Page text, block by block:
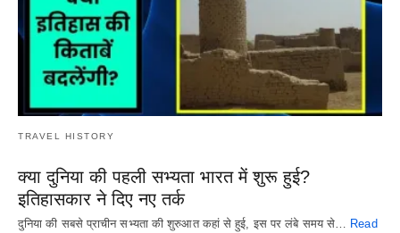
TRAVEL HISTORY
क्या दुनिया की पहली सभ्यता भारत में शुरू हुई?
इतिहासकार ने दिए नए तर्क
दुनिया की सबसे प्राचीन सभ्यता की शुरुआत कहां से हुई, इस पर लंबे समय से… Read